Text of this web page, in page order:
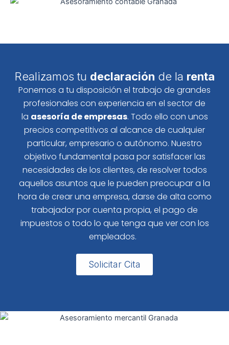
Realizamos tu declaración de la renta
Ponemos a tu disposición el trabajo de grandes
profesionales con experiencia en el sector de
la asesoría de empresas. Todo ello con unos
precios competitivos al alcance de cualquier
particular, empresario o autónomo. Nuestro
objetivo fundamental pasa por satisfacer las
necesidades de los clientes, de resolver todos
aquellos asuntos que le pueden preocupar a la
hora de crear una empresa, darse de alta como
trabajador por cuenta propia, el pago de
impuestos o todo lo que tenga que ver con los
empleados.
Solicitar Cita